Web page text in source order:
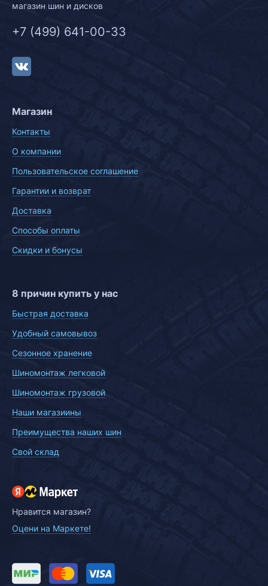
магазин шин и дисков
+7 (499) 641-00-33
Магазин
Контакты
О компании
Пользовательское соглашение
Гарантии и возврат
Доставка
Способы оплаты
Скидки и бонусы
8 причин купить у нас
Быстрая доставка
Удобный самовывоз
Сезонное хранение
Шиномонтаж легковой
Шиномонтаж грузовой
Наши магазиины
Преимущества наших шин
Свой склад
Нравится магазин?
Оцени на Маркете!